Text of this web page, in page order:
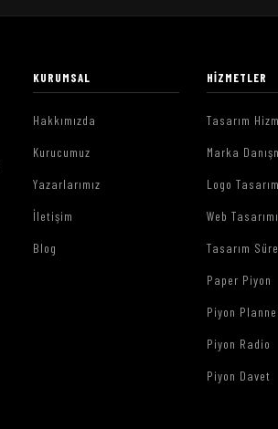
KURUMSAL
Hakkımızda
Kurucumuz
Yazarlarımız
İletişim
Blog
HIZMETLER
Tasarım
Marka
Logo
Web Tasarımı
Tasarım
Paper Piyon
Piyon
Piyon Radio
Piyon Davet